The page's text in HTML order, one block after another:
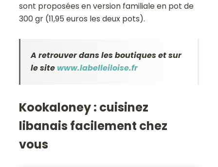
sont proposées en version familiale en pot de
300 gr (11,95 euros les deux pots).
A retrouver dans les boutiques et sur
le site www.labelleiloise.fr
Kookaloney : cuisinez
libanais facilement chez
vous